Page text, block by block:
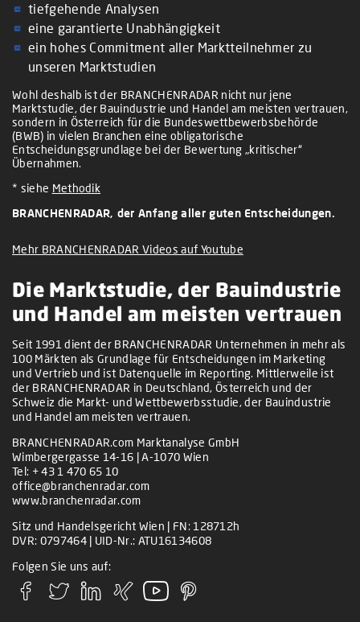
tiefgehende Analysen
eine garantierte Unabhängigkeit
ein hohes Commitment aller Marktteilnehmer zu
unseren Marktstudien
Wohl deshalb ist der BRANCHENRADAR nicht nur jene
Marktstudie, der Bauindustrie und Handel am meisten vertrauen,
sondern in Österreich für die Bundeswettbewerbsbehörde
(BWB) in vielen Branchen eine obligatorische
Entscheidungsgrundlage bei der Bewertung „kritischer“
Übernahmen.
* siehe Methodik
BRANCHENRADAR, der Anfang aller guten Entscheidungen.
Mehr BRANCHENRADAR Videos auf Youtube
Die Marktstudie, der Bauindustrie
und Handel am meisten vertrauen
Seit 1991 dient der BRANCHENRADAR Unternehmen in mehr als
100 Märkten als Grundlage für Entscheidungen im Marketing
und Vertrieb und ist Datenquelle im Reporting. Mittlerweile ist
der BRANCHENRADAR in Deutschland, Österreich und der
Schweiz die Markt- und Wettbewerbsstudie, der Bauindustrie
und Handel am meisten vertrauen.
BRANCHENRADAR.com Marktanalyse GmbH
Wimbergergasse 14-16 | A-1070 Wien
Tel: + 43 1 470 65 10
office@branchenradar.com
www.branchenradar.com
Sitz und Handelsgericht Wien | FN: 128712h
DVR: 0797464 | UID-Nr.: ATU16134608
Folgen Sie uns auf: